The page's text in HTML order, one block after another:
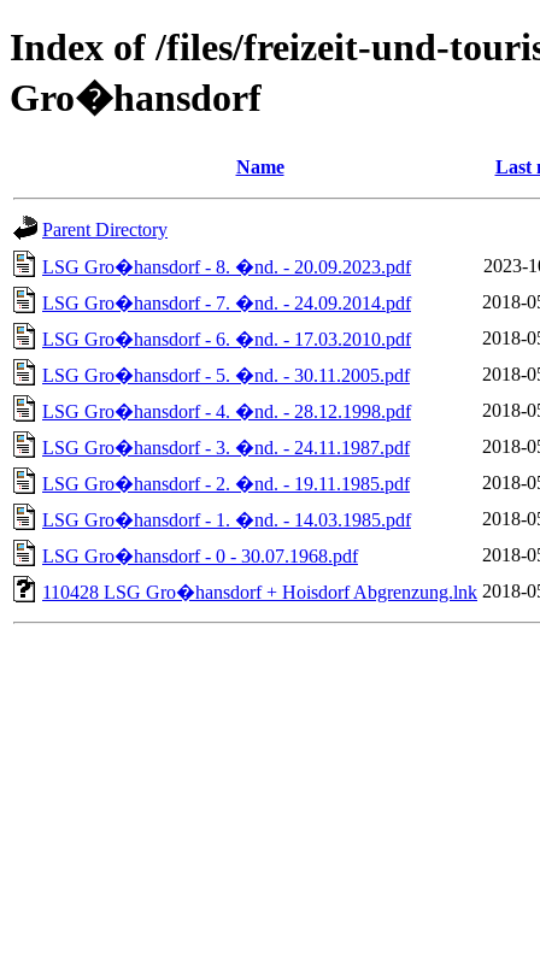
Index of /files/freizeit-und-
Gro�hansdorf
Name Last
Parent Directory
LSG Gro�hansdorf - 8. �nd. - 20.09.2023.pdf
2023-
LSG Gro�hansdorf - 7. �nd. - 24.09.2014.pdf
2018-
LSG Gro�hansdorf - 6. �nd. - 17.03.2010.pdf
2018-
LSG Gro�hansdorf - 5. �nd. - 30.11.2005.pdf
2018-
LSG Gro�hansdorf - 4. �nd. - 28.12.1998.pdf
2018-
LSG Gro�hansdorf - 3. �nd. - 24.11.1987.pdf
2018-
LSG Gro�hansdorf - 2. �nd. - 19.11.1985.pdf
2018-
LSG Gro�hansdorf - 1. �nd. - 14.03.1985.pdf
2018-
LSG Gro�hansdorf - 0 - 30.07.1968.pdf
2018-
110428 LSG Gro�hansdorf + Hoisdorf Abgrenzung.lnk 2018-